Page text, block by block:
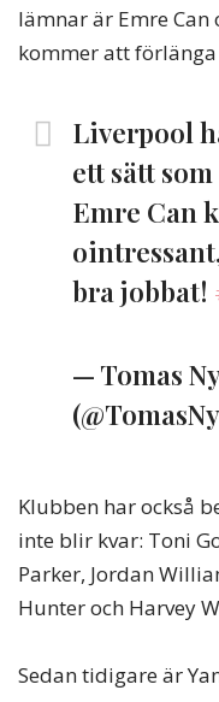
lämnar är Emre Can
kommer att
Liverpool
ett sätt
Emre Can
bra jobbat!
— Tomas
Klubben har också
inte blir kvar: Toni
Parker, Jordan
Hunter och Harvey
Sedan tidigare är